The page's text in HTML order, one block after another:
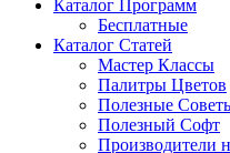
Каталог Программ
Бесплатные
Каталог Статей
Мастер Классы
Палитры Цветов
Полезные
Полезный Софт
Производители